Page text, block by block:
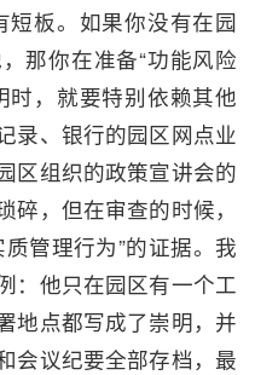
短板。如果你没有在园
那你在准备“功能风险
时，就要特别依赖其他
录、银行的园区网点业
区组织的政策宣讲会的
，但在审查的时候，
管理行为”的证据。我
：他只在园区有一个工
地点都写成了崇明，并
会议纪要全部存档，最